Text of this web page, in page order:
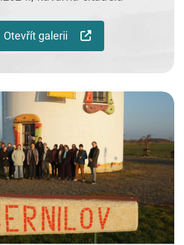
Otevřít galerii